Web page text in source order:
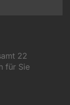
22
für Sie